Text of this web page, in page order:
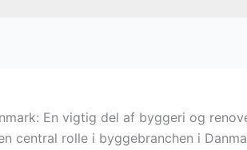
En vigtig del af byggeri og
central rolle i byggebranchen i